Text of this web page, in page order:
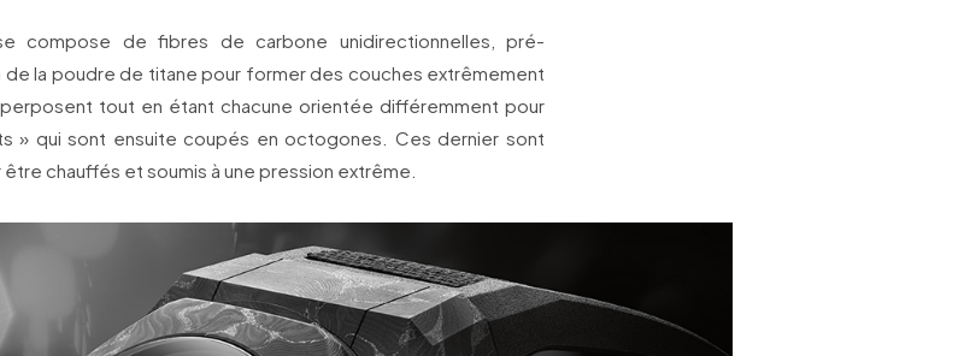
compose de fibres de carbone unidirectionnelles, pré-
la poudre de titane pour former des couches extrêmement
tout en étant chacune orientée différemment pour
» qui sont ensuite coupés en octogones. Ces dernier sont
chauffés et soumis à une pression extrême.